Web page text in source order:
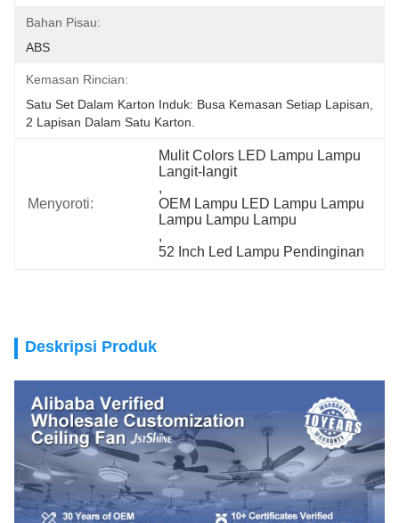
Bahan Pisau:
ABS
Kemasan Rincian:
Satu Set Dalam Karton Induk: Busa Kemasan Setiap Lapisan,
2 Lapisan Dalam Satu Karton.
Menyoroti:
Mulit Colors LED Lampu Lampu
Langit-langit
,
OEM Lampu LED Lampu Lampu
Lampu Lampu Lampu
,
52 Inch Led Lampu Pendinginan
Deskripsi Produk